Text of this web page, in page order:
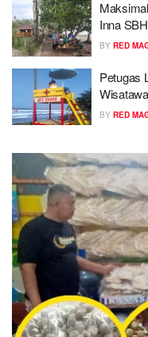
Inna
BY RED
Petugas
BY RED